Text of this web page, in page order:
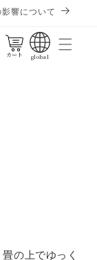
響について
カート
カート global
の上でゆっく